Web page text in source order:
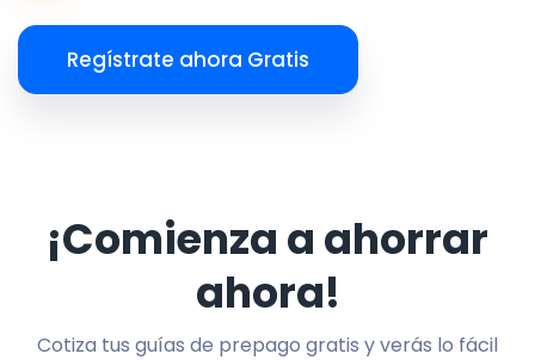
Regístrate ahora Gratis
¡Comienza a ahorrar
ahora!
Cotiza tus guías de prepago gratis y verás lo fácil